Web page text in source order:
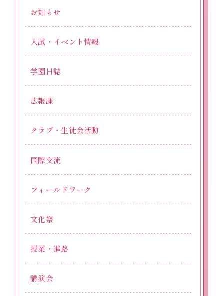
お知らせ
入試・イベント情報
学園日誌
広報課
クラブ・生徒会活動
国際交流
フィールドワーク
文化祭
授業・進路
講演会